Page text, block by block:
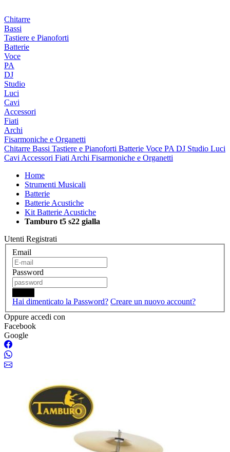
Chitarre
Bassi
Tastiere e Pianoforti
Batterie
Voce
PA
DJ
Studio
Luci
Cavi
Accessori
Fiati
Archi
Fisarmoniche e Organetti
Chitarre Bassi Tastiere e Pianoforti Batterie Voce PA DJ Studio Luci
Cavi Accessori Fiati Archi Fisarmoniche e Organetti
Home
Strumenti Musicali
Batterie
Batterie Acustiche
Kit Batterie Acustiche
Tamburo t5 s22 gialla
Utenti Registrati
Email
Password
Hai dimenticato la Password? Creare un nuovo account?
Oppure accedi con
Facebook
Google